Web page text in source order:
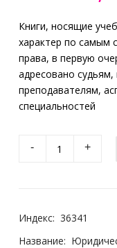
Книги, носящие
характер по самым
права, в первую
адресовано
преподавателям,
специальностей
- +
Индекс: 36341
Название: